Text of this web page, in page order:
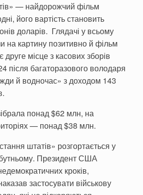
— найдорожчий фільм
його вартість становить
доларів. Глядачі у всьому
на картину позитивно й фільм
друге місце з касових зборів
після багаторазового володаря
й водночас» з доходом 143
понад $62 млн, на
— понад $38 млн.
штатів» розгортається у
Президент США
кроків,
застосувати військову